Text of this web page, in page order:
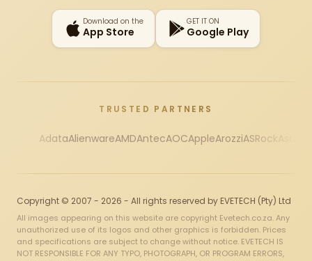
Download on the
App Store
GET IT ON
Google Play
TRUSTED PARTNERS
AdataAlienwareAMDAntecAOCAppleArozziASRock
Copyright © 2007 - 2026 - All rights reserved by EVETECH (Pty) Ltd
All images appearing on this website are copyright Evetech.co.za. Any
unauthorized use of its logos and other graphics is forbidden. Prices
and specifications are subject to change without notice. EVETECH IS
NOT RESPONSIBLE FOR ANY TYPO, PHOTOGRAPH, OR PROGRAM ERRORS,